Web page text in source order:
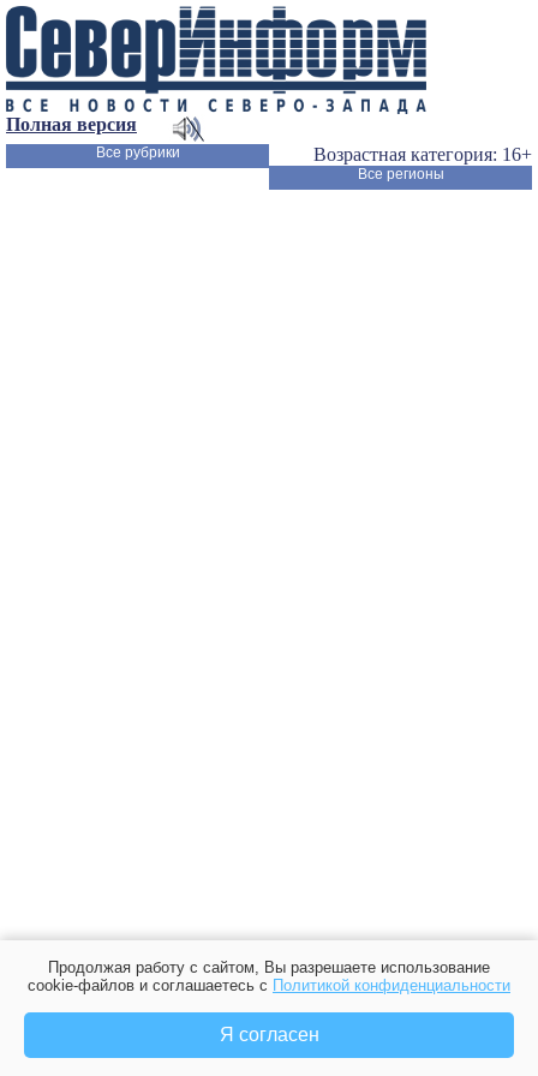
Полная версия
Возрастная категория: 16+
Все рубрики
Все регионы
Продолжая работу с сайтом, Вы разрешаете использование
cookie-файлов и соглашаетесь с Политикой конфиденциальности
Я согласен